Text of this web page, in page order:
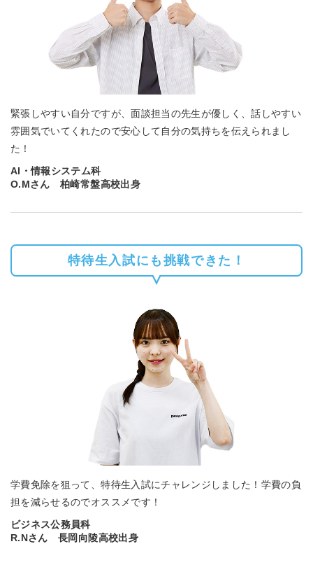
緊張しやすい自分ですが、面談担当の先生が優しく、話しやすい
雰囲気でいてくれたので安心して自分の気持ちを伝えられまし
た！
AI・情報システム科
O.Mさん 柏崎常盤高校出身
特待生入試にも挑戦できた！
学費免除を狙って、特待生入試にチャレンジしました！学費の負
担を減らせるのでオススメです！
ビジネス公務員科
R.Nさん 長岡向陵高校出身